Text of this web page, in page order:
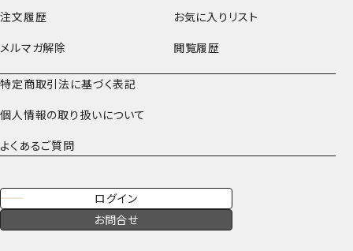
注文履歴
お気に入りリスト
メルマガ解除
閲覧履歴
特定商取引法に基づく表記
個人情報の取り扱いについて
よくあるご質問
ログイン
お問合せ